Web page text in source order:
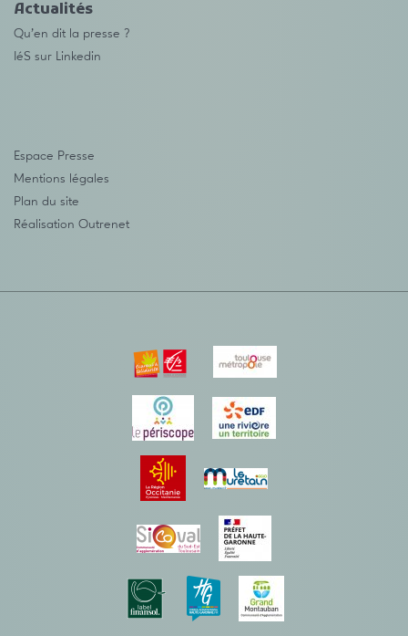
Actualités
Qu’en dit la presse ?
IéS sur Linkedin
Espace Presse
Mentions légales
Plan du site
Réalisation Outrenet